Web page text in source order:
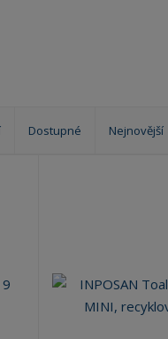
Dostupné Nejnovější